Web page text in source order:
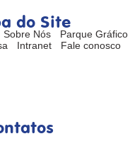
do Site
Sobre Nós Parque Gráfico
Intranet Fale conosco